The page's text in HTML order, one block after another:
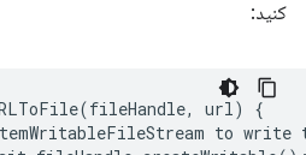
کنید:
(fileHandle, url)
{
to write